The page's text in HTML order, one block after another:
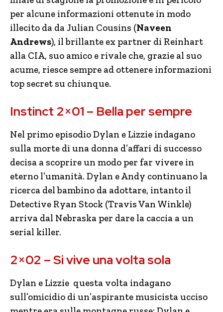
per alcune informazioni ottenute in modo
illecito da da Julian Cousins (Naveen
Andrews), il brillante ex partner di Reinhart
alla CIA, suo amico e rivale che, grazie al suo
acume, riesce sempre ad ottenere informazioni
top secret su chiunque.
Instinct 2×01 – Bella per sempre
Nel primo episodio Dylan e Lizzie indagano
sulla morte di una donna d’affari di successo
decisa a scoprire un modo per far vivere in
eterno l’umanità. Dylan e Andy continuano la
ricerca del bambino da adottare, intanto il
Detective Ryan Stock (Travis Van Winkle)
arriva dal Nebraska per dare la caccia a un
serial killer.
2×02 – Si vive una volta sola
Dylan e Lizzie questa volta indagano
sull’omicidio di un’aspirante musicista ucciso